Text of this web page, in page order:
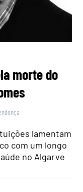
morte do
lamentam
com um longo
no Algarve